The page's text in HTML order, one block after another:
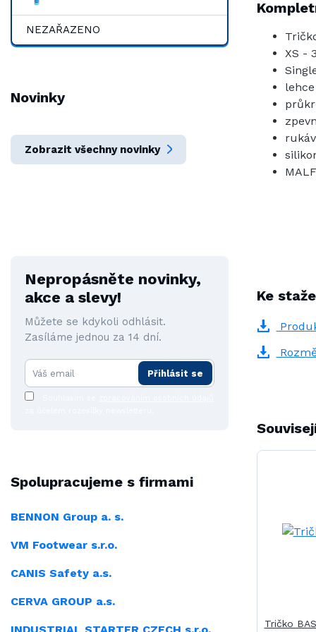
NEZAŘAZENO
Novinky
Zobrazit všechny novinky
Nepropásněte novinky,
akce a slevy!
Můžete se kdykoli odhlásit.
Zasíláme jednou za 14 dní.
Přihlásit se
Spolupracujeme s firmami
BENNON Group a. s.
VM Footwear s.r.o.
CANIS Safety a.s.
CERVA GROUP a.s.
XS -
Ke
Tričko